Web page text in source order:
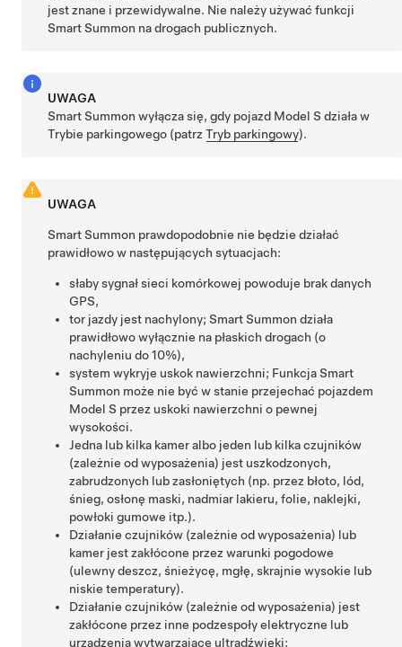
jest znane i przewidywalne. Nie należy używać funkcji
SmartSummon na drogach publicznych.
UWAGA
Smart Summon wyłącza się, gdy pojazd Model S działa w
Trybie parkingowego (patrzTryb parkingowy).
UWAGA
Smart Summon prawdopodobnie nie będzie działać
prawidłowo w następujących sytuacjach:
słaby sygnał sieci komórkowej powoduje brak danych
GPS,
tor jazdy jest nachylony;Smart Summon działa
prawidłowo wyłącznie na płaskich drogach (o
nachyleniu do 10%),
system wykryje uskok nawierzchni; FunkcjaSmart
Summon może nie być w stanie przejechać pojazdem
Model S przez uskoki nawierzchni o pewnej
wysokości.
Jedna lub kilka kameralbo jeden lub kilka czujników
(zależnie od wyposażenia) jest uszkodzonych,
zabrudzonych lub zasłoniętych (np. przez błoto, lód,
śnieg, osłonę maski, nadmiar lakieru, folie, naklejki,
powłoki gumowe itp.).
Działanie czujników (zależnie od wyposażenia) lub
kamer jest zakłócone przez warunki pogodowe
(ulewny deszcz, śnieżycę, mgłę, skrajnie wysokie lub
niskie temperatury).
Działanie czujników (zależnie od wyposażenia) jest
zakłócone przez inne podzespoły elektryczne lub
urządzenia wytwarzające ultradźwięki;